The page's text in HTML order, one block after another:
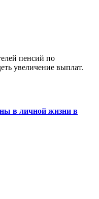
пенсий по
увеличение выплат.
в личной жизни в